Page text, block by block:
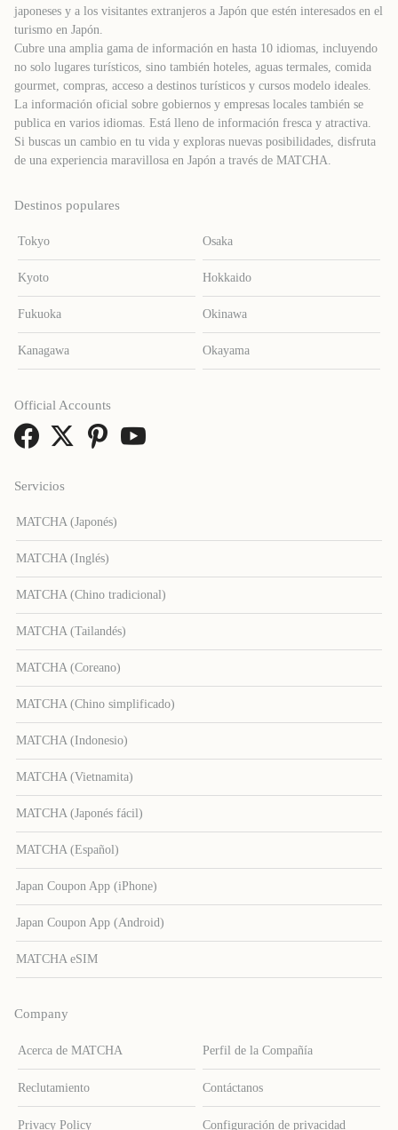
japoneses y a los visitantes extranjeros a Japón que estén interesados ​​en el
turismo en Japón.
Cubre una amplia gama de información en hasta 10 idiomas, incluyendo
no solo lugares turísticos, sino también hoteles, aguas termales, comida
gourmet, compras, acceso a destinos turísticos y cursos modelo ideales.
La información oficial sobre gobiernos y empresas locales también se
publica en varios idiomas. Está lleno de información fresca y atractiva.
Si buscas un cambio en tu vida y exploras nuevas posibilidades, disfruta
de una experiencia maravillosa en Japón a través de MATCHA.
Destinos populares
Tokyo Osaka
Kyoto Hokkaido
Fukuoka Okinawa
Kanagawa Okayama
Servicios
MATCHA (Japonés)
MATCHA (Inglés)
MATCHA (Chino tradicional)
MATCHA (Tailandés)
MATCHA (Coreano)
MATCHA (Chino simplificado)
MATCHA (Indonesio)
MATCHA (Vietnamita)
MATCHA (Japonés fácil)
MATCHA (Español)
Japan Coupon App (iPhone)
Japan Coupon App (Android)
MATCHA eSIM
Company
Acerca de MATCHA Perfil de la Compañía
Reclutamiento Contáctanos
Privacy Policy Configuración de privacidad
Official Accounts